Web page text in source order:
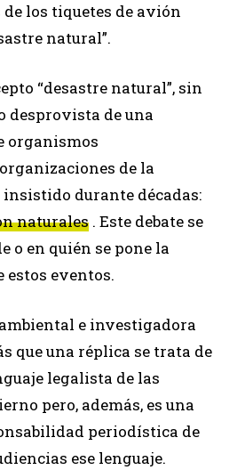
los tiquetes de avión
natural”.
“desastre natural”, sin
desprovista de una
organismos
de la
durante décadas:
naturales . Este debate se
o en quién se pone la
estos eventos.
e investigadora
que una réplica se trata de
legalista de las
pero, además, es una
periodística de
ese lenguaje.